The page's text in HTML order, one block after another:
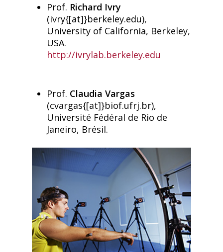
Prof. Richard Ivry
(ivry{[at]}berkeley.edu),
University of California, Berkeley,
USA.
http://ivrylab.berkeley.edu
Prof. Claudia Vargas
(cvargas{[at]}biof.ufrj.br),
Université Fédéral de Rio de
Janeiro, Brésil.